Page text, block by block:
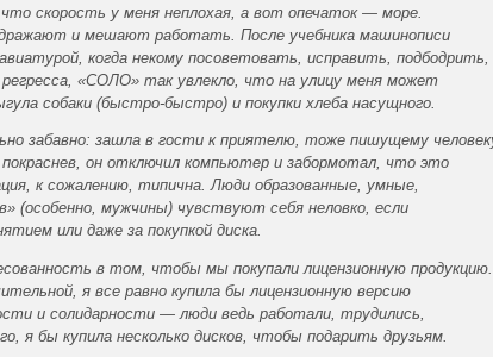
скорость у меня неплохая, а вот опечаток — море.
и мешают работать. После учебника машинописи
когда некому посоветовать, исправить, подбодрить,
«СОЛО» так увлекло, что на улицу меня может
собаки (быстро-быстро) и покупки хлеба насущного.
забавно: зашла в гости к приятелю, тоже пишущему
покраснев, он отключил компьютер и забормотал, что это
к сожалению, типична. Люди образованные, умные,
(особенно, мужчины) чувствуют себя неловко, если
или даже за покупкой диска.
в том, чтобы мы покупали лицензионную продукцию.
я все равно купила бы лицензионную версию
и солидарности — люди ведь работали, трудились,
я бы купила несколько дисков, чтобы подарить друзьям.